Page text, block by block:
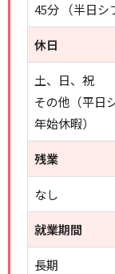
45分 （半日シ
休日
土、日、祝
その他（平
年始休暇）
残業
なし
就業期間
長期